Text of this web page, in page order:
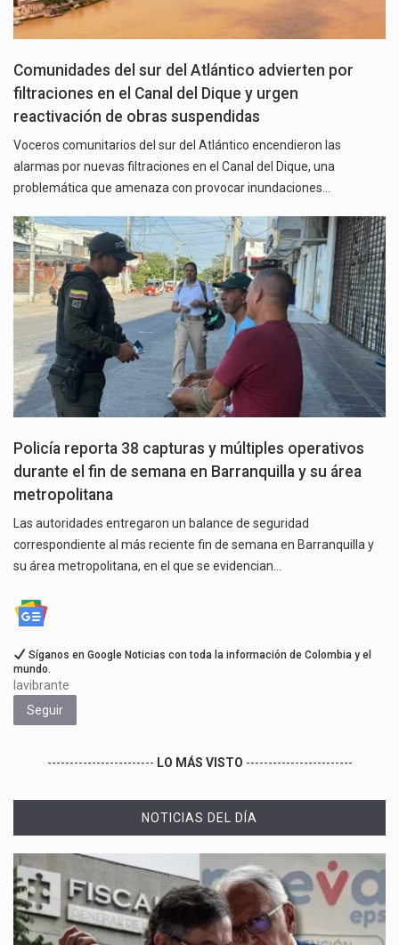
Comunidades del sur del Atlántico advierten por
filtraciones en el Canal del Dique y urgen
reactivación de obras suspendidas
Voceros comunitarios del sur del Atlántico encendieron las
alarmas por nuevas filtraciones en el Canal del Dique, una
problemática que amenaza con provocar inundaciones…
Policía reporta 38 capturas y múltiples operativos
durante el fin de semana en Barranquilla y su área
metropolitana
Las autoridades entregaron un balance de seguridad
correspondiente al más reciente fin de semana en Barranquilla y
su área metropolitana, en el que se evidencian…
Síganos en Google Noticias con toda la información de Colombia y el
mundo.
lavibrante
Seguir
------------------------ LO MÁS VISTO ------------------------
NOTICIAS DEL DÍA